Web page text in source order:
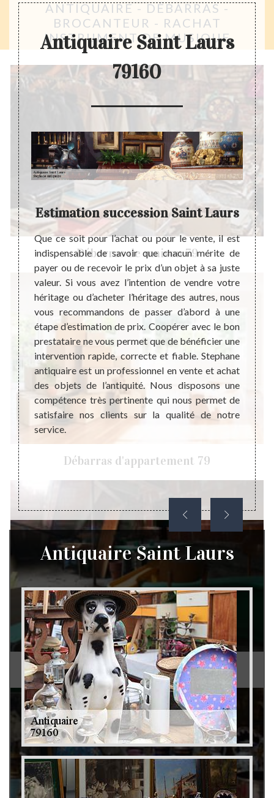
ANTIQUAIRE - DÉBARRAS -
BROCANTEUR - RACHAT
INSTRUMENT DE MUSIQUE
Débarras de maison 79
Débarras d'appartement 79
Débarras de grenier et cave 79
Antiquaire Saint Laurs
79160
très
la
veut
Les
avoir
pour
de
Estimation succession Saint Laurs
Que ce soit pour l’achat ou pour le vente, il est
indispensable de savoir que chacun mérite de
payer ou de recevoir le prix d’un objet à sa juste
valeur. Si vous avez l’intention de vendre votre
héritage ou d’acheter l’héritage des autres, nous
vous recommandons de passer d’abord à une
étape d’estimation de prix. Coopérer avec le bon
prestataire ne vous permet que de bénéficier une
intervention rapide, correcte et fiable. Stephane
antiquaire est un professionnel en vente et achat
des objets de l’antiquité. Nous disposons une
compétence très pertinente qui nous permet de
satisfaire nos clients sur la qualité de notre
service.
très
Antiquaire Saint Laurs